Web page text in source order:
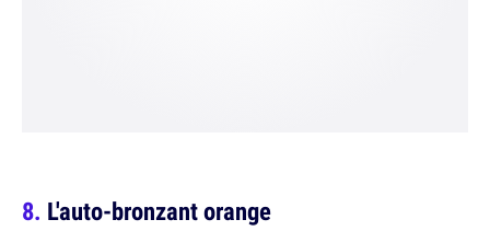
L'auto-bronzant orange